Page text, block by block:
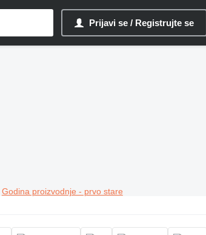
Prijavi se / Registrujte se
Godina proizvodnje - prvo stare